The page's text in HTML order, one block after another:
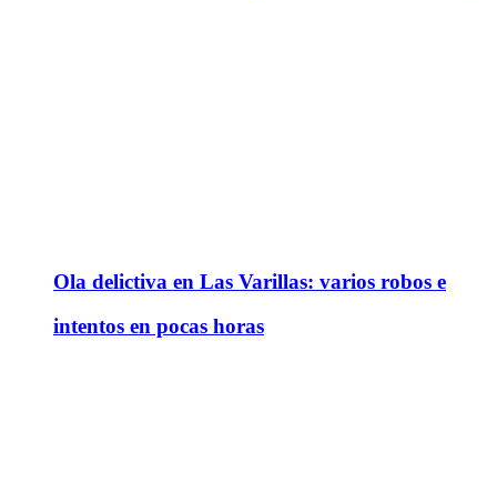
Ola delictiva en Las Varillas: varios robos e
intentos en pocas horas